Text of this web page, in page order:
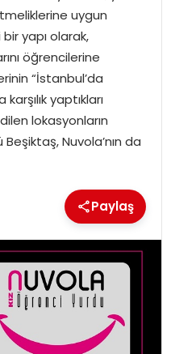
uygun
yapı olarak,
öğrencilerine
“İstanbul’da
yaptıkları
lokasyonların
Beşiktaş, Nuvola’nın da
Paylaş